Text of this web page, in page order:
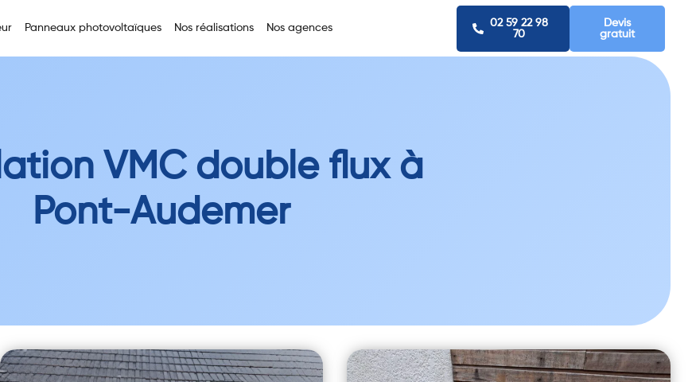
Panneaux photovoltaïques Nos réalisations Nos agences
02 59 22 98
70
Devis
gratuit
VMC double flux à
Pont-Audemer